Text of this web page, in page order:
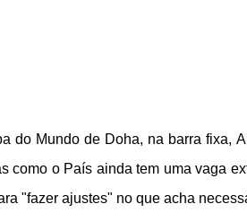
do Mundo de Doha, na barra fixa,
como o País ainda tem uma vaga
"fazer ajustes" no que acha